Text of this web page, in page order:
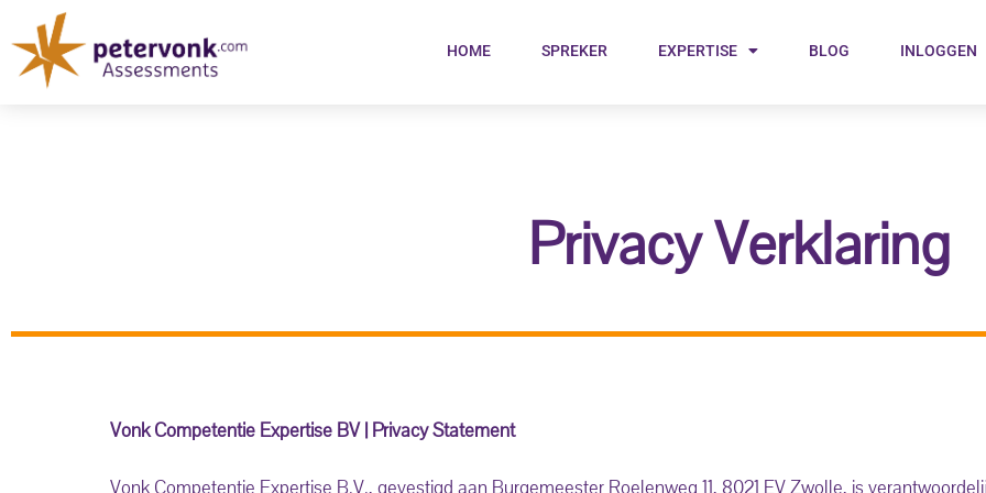
HOME SPREKER EXPERTISE BLOG INLOGGEN
Privacy Verklaring
Vonk Competentie Expertise BV | Privacy Statement